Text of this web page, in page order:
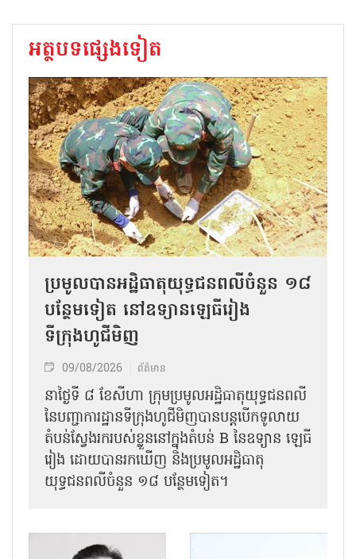
អត្ថបទផ្សេងទៀត
ប្រមូលបានអដ្ឋិធាតុយុទ្ធជនពលីចំនួន ១៨
បន្ថែមទៀត នៅឧទ្យានឡេធីរៀង
ទីក្រុងហូជីមិញ
09/08/2026 ព័ត៌មាន
នាថ្ងៃទី ៨ ខែសីហា ក្រុមប្រមូលអដ្ឋិធាតុយុទ្ធជនពលី
នៃបញ្ជាការដ្ឋានទីក្រុងហូជីមិញបានបន្តបើកទូលាយ
តំបន់ស្វែងរករបស់ខ្លួននៅក្នុងតំបន់ B នៃឧទ្យាន ឡេធី
រៀង ដោយបានរកឃើញ និងប្រមូលអដ្ឋិធាតុ
យុទ្ធជនពលីចំនួន ១៨ បន្ថែមទៀត។